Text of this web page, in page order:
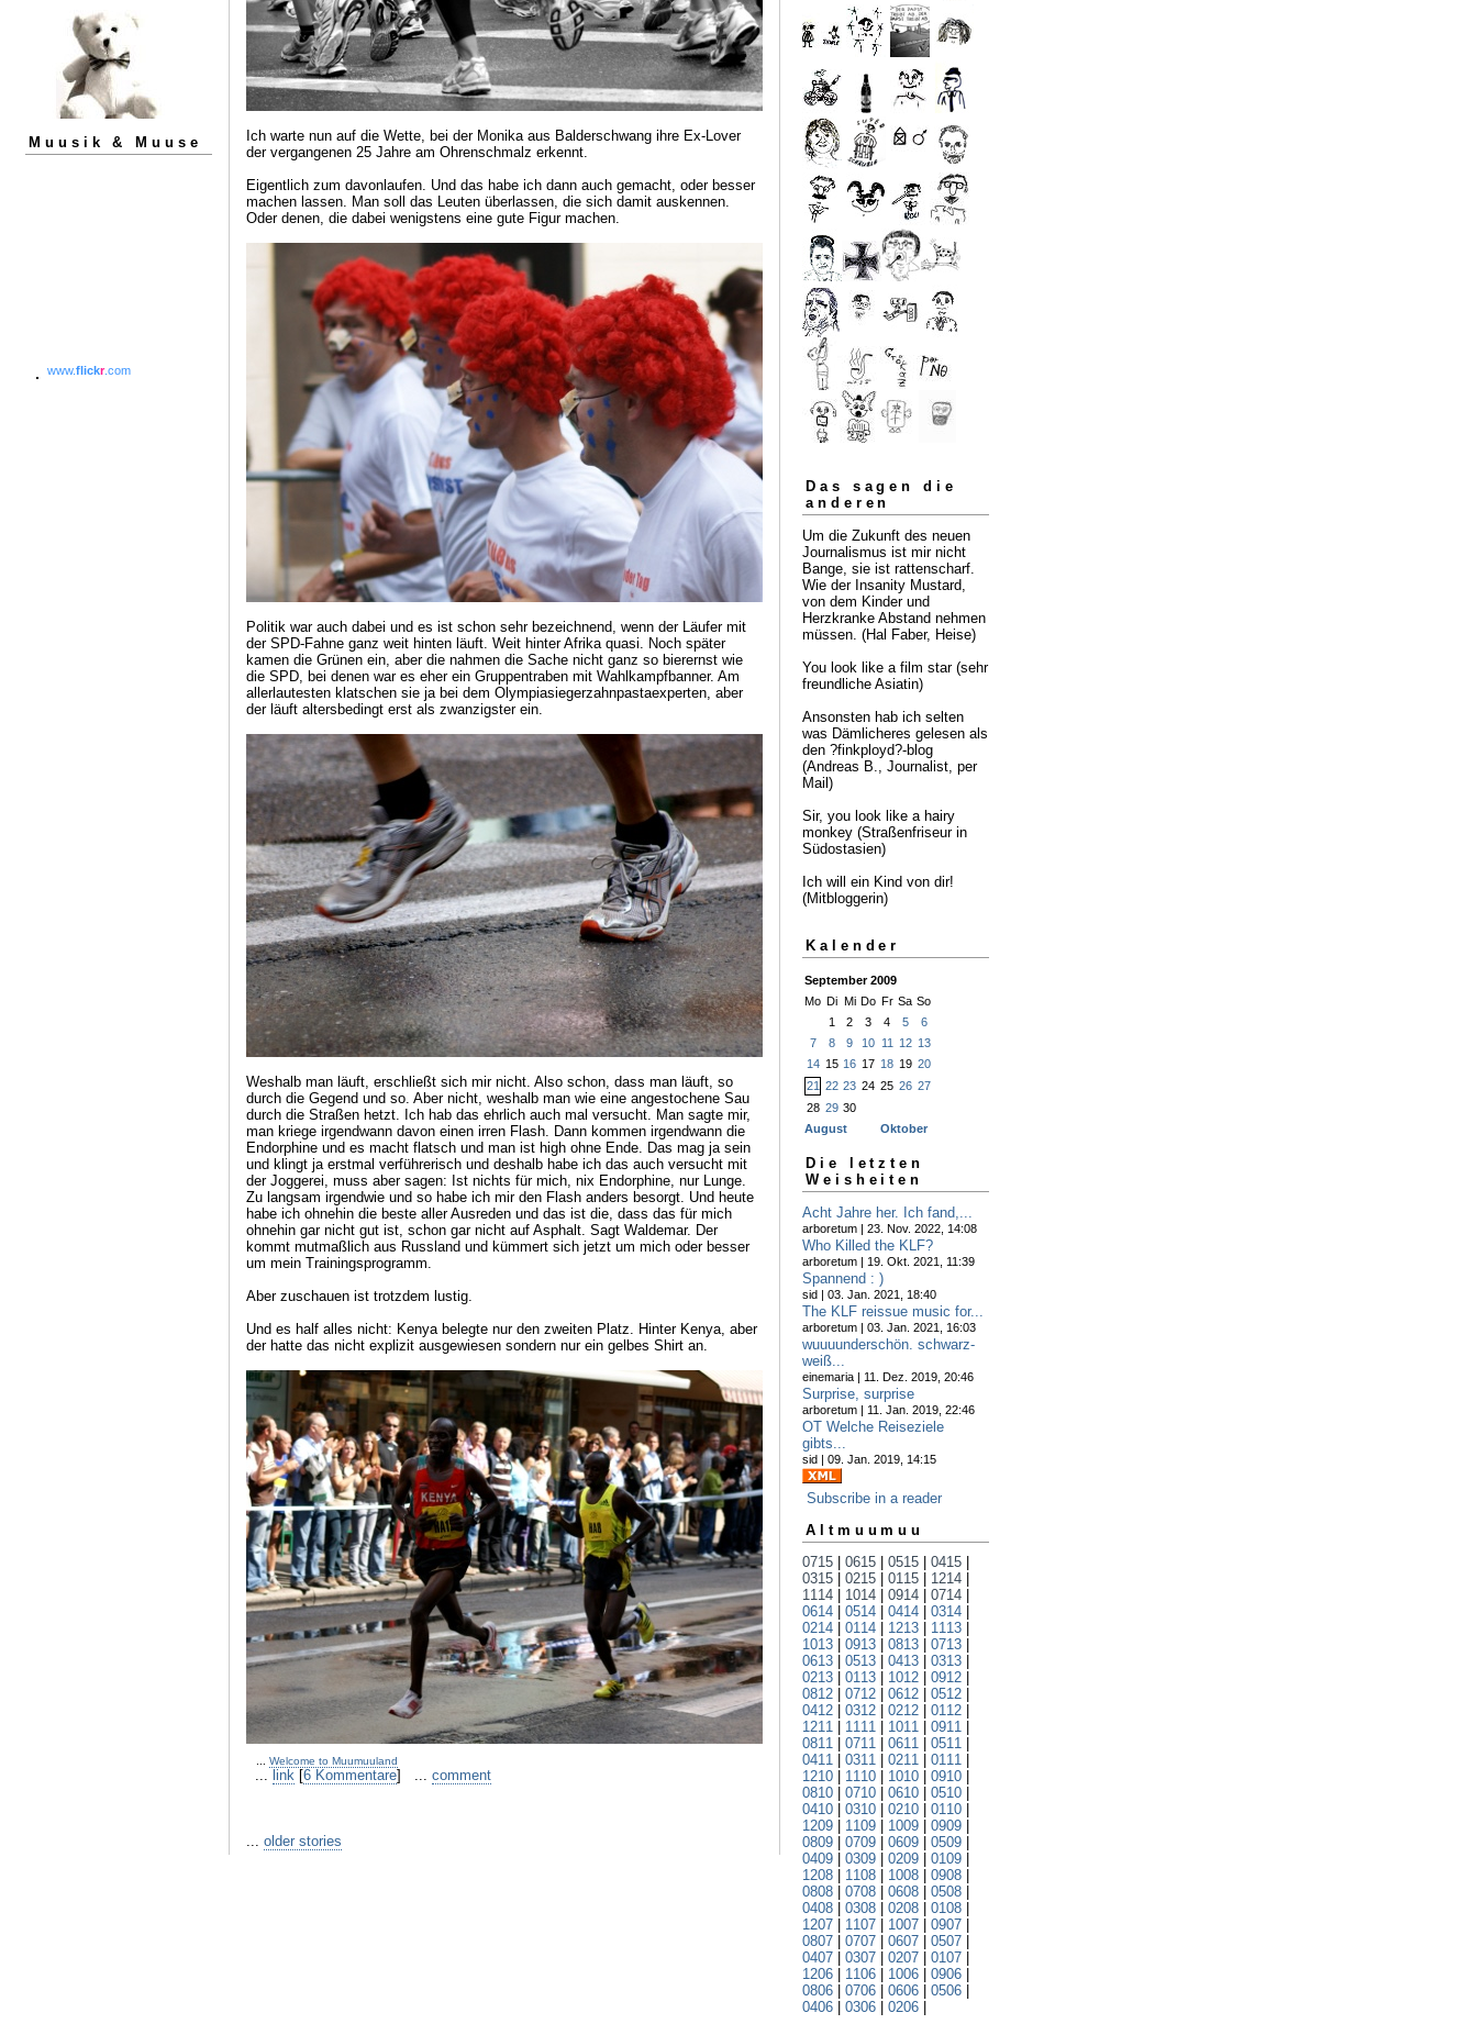
Muusik & Muuse
www.flickr.com
Ich warte nun auf die Wette, bei der Monika aus Balderschwang ihre Ex-Lover
der vergangenen 25 Jahre am Ohrenschmalz erkennt.
Eigentlich zum davonlaufen. Und das habe ich dann auch gemacht, oder besser
machen lassen. Man soll das Leuten überlassen, die sich damit auskennen.
Oder denen, die dabei wenigstens eine gute Figur machen.
Politik war auch dabei und es ist schon sehr bezeichnend, wenn der Läufer mit
der SPD-Fahne ganz weit hinten läuft. Weit hinter Afrika quasi. Noch später
kamen die Grünen ein, aber die nahmen die Sache nicht ganz so bierernst wie
die SPD, bei denen war es eher ein Gruppentraben mit Wahlkampfbanner. Am
allerlautesten klatschen sie ja bei dem Olympiasiegerzahnpastaexperten, aber
der läuft altersbedingt erst als zwanzigster ein.
Weshalb man läuft, erschließt sich mir nicht. Also schon, dass man läuft, so
durch die Gegend und so. Aber nicht, weshalb man wie eine angestochene Sau
durch die Straßen hetzt. Ich hab das ehrlich auch mal versucht. Man sagte mir,
man kriege irgendwann davon einen irren Flash. Dann kommen irgendwann die
Endorphine und es macht flatsch und man ist high ohne Ende. Das mag ja sein
und klingt ja erstmal verführerisch und deshalb habe ich das auch versucht mit
der Joggerei, muss aber sagen: Ist nichts für mich, nix Endorphine, nur Lunge.
Zu langsam irgendwie und so habe ich mir den Flash anders besorgt. Und heute
habe ich ohnehin die beste aller Ausreden und das ist die, dass das für mich
ohnehin gar nicht gut ist, schon gar nicht auf Asphalt. Sagt Waldemar. Der
kommt mutmaßlich aus Russland und kümmert sich jetzt um mich oder besser
um mein Trainingsprogramm.
Aber zuschauen ist trotzdem lustig.
Und es half alles nicht: Kenya belegte nur den zweiten Platz. Hinter Kenya, aber
der hatte das nicht explizit ausgewiesen sondern nur ein gelbes Shirt an.
Welcome to Muumuuland
... link [6 Kommentare] ... comment
... older stories
Das sagen die
anderen
Um die Zukunft des neuen
Journalismus ist mir nicht
Bange, sie ist rattenscharf.
Wie der Insanity Mustard,
von dem Kinder und
Herzkranke Abstand nehmen
müssen. (Hal Faber, Heise)
You look like a film star (sehr
freundliche Asiatin)
Ansonsten hab ich selten
was Dämlicheres gelesen als
den ?finkployd?-blog
(Andreas B., Journalist, per
Mail)
Sir, you look like a hairy
monkey (Straßenfriseur in
Südostasien)
Ich will ein Kind von dir!
(Mitbloggerin)
Kalender
September 2009
Mo Di Mi Do Fr Sa So
1
2 3 4 5
6
7
8 9 10 11 12 13
14 15 16 17 18 19 20
21
22 23 24 25 26 27
28 29 30
August
Oktober
Die letzten
Weisheiten
Acht Jahre her. Ich fand,...
arboretum | 23. Nov. 2022, 14:08
Who Killed the KLF?
arboretum | 19. Okt. 2021, 11:39
Spannend : )
sid | 03. Jan. 2021, 18:40
The KLF reissue music for...
arboretum | 03. Jan. 2021, 16:03
wuuuunderschön. schwarz-
weiß...
einemaria | 11. Dez. 2019, 20:46
Surprise, surprise
arboretum | 11. Jan. 2019, 22:46
OT Welche Reiseziele
gibts...
sid | 09. Jan. 2019, 14:15
Subscribe in a reader
Altmuumuu
0715
0615 0515 0415
0315
0215 0115 1214
1114
1014 0914 0714
0614
0514 0414 0314
0214
0114 1213 1113
1013
0913 0813 0713
0613
0513 0413 0313
0213
0113 1012 0912
0812
0712 0612 0512
0412
0312 0212 0112
1211
1111 1011 0911
0811
0711 0611 0511
0411
0311 0211 0111
1210
1110 1010 0910
0810
0710 0610 0510
0410
0310 0210 0110
1209
1109 1009 0909
0809
0709 0609 0509
0409
0309 0209 0109
1208
1108 1008 0908
0808
0708 0608 0508
0408
0308 0208 0108
1207
1107 1007 0907
0807
0707 0607 0507
0407
0307 0207 0107
1206
1106 1006 0906
0806
0706 0606 0506
0406
0306 0206